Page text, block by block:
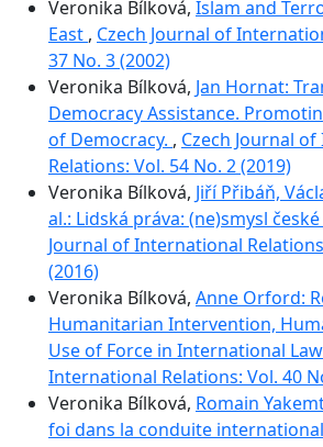
Veronika Bílková, Islam and
East , Czech Journal of
37 No. 3 (2002)
Veronika Bílková, Jan Hornat:
Democracy Assistance.
of Democracy. , Czech Journal
Relations: Vol. 54 No. 2 (2019)
Veronika Bílková, Jiří Přibáň,
al.: Lidská práva: (ne)smysl
Journal of International
(2016)
Veronika Bílková, Anne Orford:
Humanitarian Intervention,
Use of Force in International
International Relations: Vol. 40
Veronika Bílková, Romain
foi dans la conduite